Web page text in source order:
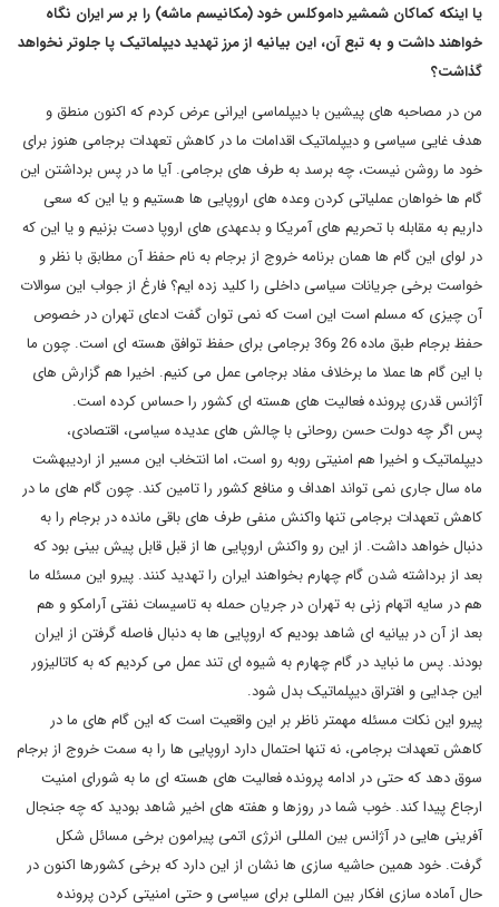
یا اینکه کماکان شمشیر داموکلس خود (مکانیسم ماشه) را بر سر ایران نگاه
خواهند داشت و به تبع آن، این بیانیه از مرز تهدید دیپلماتیک پا جلوتر نخواهد
گذاشت؟
من در مصاحبه های پیشین با دیپلماسی ایرانی عرض کردم که اکنون منطق و
هدف غایی سیاسی و دیپلماتیک اقدامات ما در کاهش تعهدات برجامی هنوز برای
خود ما روشن نیست، چه برسد به طرف های برجامی. آیا ما در پس برداشتن این
گام ها خواهان عملیاتی کردن وعده های اروپایی ها هستیم و یا این که سعی
داریم به مقابله با تحریم های آمریکا و بدعهدی های اروپا دست بزنیم و یا این که
در لوای این گام ها همان برنامه خروج از برجام به نام حفظ آن مطابق با نظر و
خواست برخی جریانات سیاسی داخلی را کلید زده ایم؟ فارغ از جواب این سوالات
آن چیزی که مسلم است این است که نمی توان گفت ادعای تهران در خصوص
حفظ برجام طبق ماده 26 و36 برجامی برای حفظ توافق هسته ای است. چون ما
با این گام ها عملا ما برخلاف مفاد برجامی عمل می کنیم. اخیرا هم گزارش های
آژانس قدری پرونده فعالیت های هسته ای کشور را حساس کرده است.
پس اگر چه دولت حسن روحانی با چالش های عدیده سیاسی، اقتصادی،
دیپلماتیک و اخیرا هم امنیتی روبه رو است، اما انتخاب این مسیر از اردیبهشت
ماه سال جاری نمی تواند اهداف و منافع کشور را تامین کند. چون گام های ما در
کاهش تعهدات برجامی تنها واکنش منفی طرف های باقی مانده در برجام را به
دنبال خواهد داشت. از این رو واکنش اروپایی ها از قبل قابل پیش بینی بود که
بعد از برداشته شدن گام چهارم بخواهند ایران را تهدید کنند. پیرو این مسئله ما
هم در سایه اتهام زنی به تهران در جریان حمله به تاسیسات نفتی آرامکو و هم
بعد از آن در بیانیه ای شاهد بودیم که اروپایی ها به دنبال فاصله گرفتن از ایران
بودند. پس ما نباید در گام چهارم به شیوه ای تند عمل می کردیم که به کاتالیزور
این جدایی و افتراق دیپلماتیک بدل شود.
پیرو این نکات مسئله مهمتر ناظر بر این واقعیت است که این گام های ما در
کاهش تعهدات برجامی، نه تنها احتمال دارد اروپایی ها را به سمت خروج از برجام
سوق دهد که حتی در ادامه پرونده فعالیت های هسته ای ما به شورای امنیت
ارجاع پیدا کند. خوب شما در روزها و هفته های اخیر شاهد بودید که چه جنجال
آفرینی هایی در آژانس بین المللی انرژی اتمی پیرامون برخی مسائل شکل
گرفت. خود همین حاشیه سازی ها نشان از این دارد که برخی کشورها اکنون در
حال آماده سازی افکار بین المللی برای سیاسی و حتی امنیتی کردن پرونده